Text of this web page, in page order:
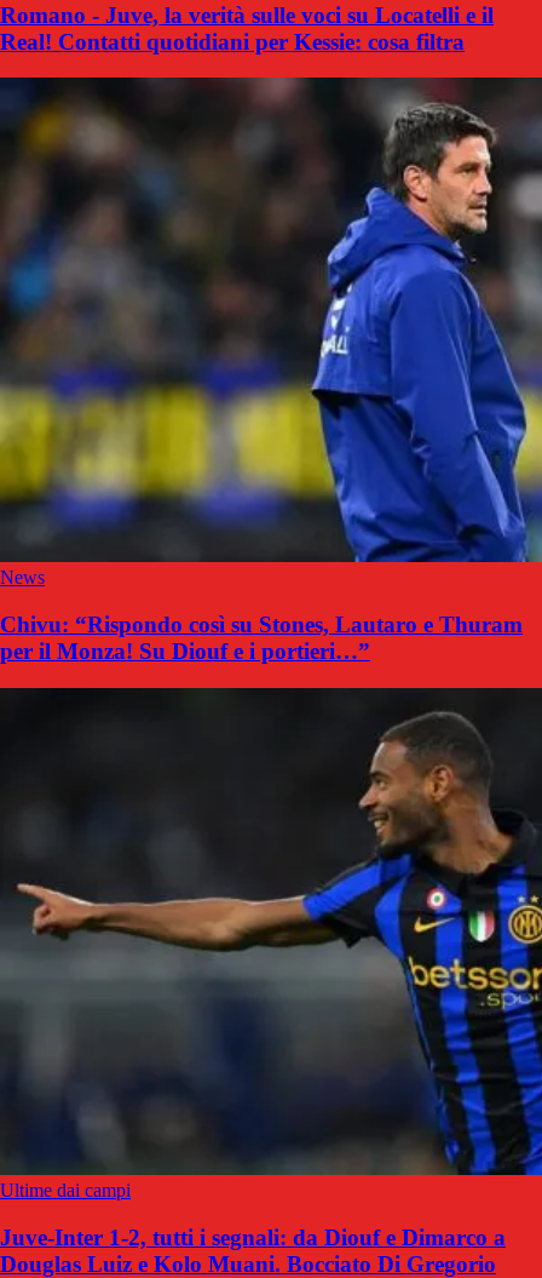
Romano - Juve, la verità sulle voci su Locatelli e il
Real! Contatti quotidiani per Kessie: cosa filtra
News
Chivu: “Rispondo così su Stones, Lautaro e Thuram
per il Monza! Su Diouf e i portieri…”
Ultime dai campi
Juve-Inter 1-2, tutti i segnali: da Diouf e Dimarco a
Douglas Luiz e Kolo Muani. Bocciato Di Gregorio